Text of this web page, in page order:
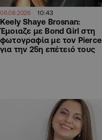
06.08.2026 10:43
Keely Shaye Brosnan:
Έμοιαζε με Bond Girl στη
φωτογραφία με τον Pierce
για την 25η επέτειό τους